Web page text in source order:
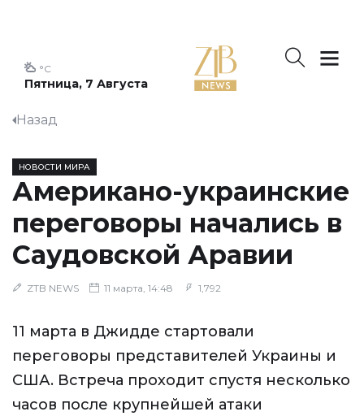
Пятница, 7 Августа
°C
Назад
НОВОСТИ МИРА
Американо-украинские
переговоры начались в
Саудовской Аравии
ZTB NEWS 11 марта, 14:48 1,792
11 марта в Джидде стартовали
переговоры представителей Украины и
США. Встреча проходит спустя несколько
часов после крупнейшей атаки